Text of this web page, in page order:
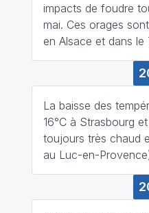
impacts de foudre
mai. Ces orages
en Alsace et dans le
La baisse des
16°C à Strasbourg
toujours très chaud
au Luc-en-